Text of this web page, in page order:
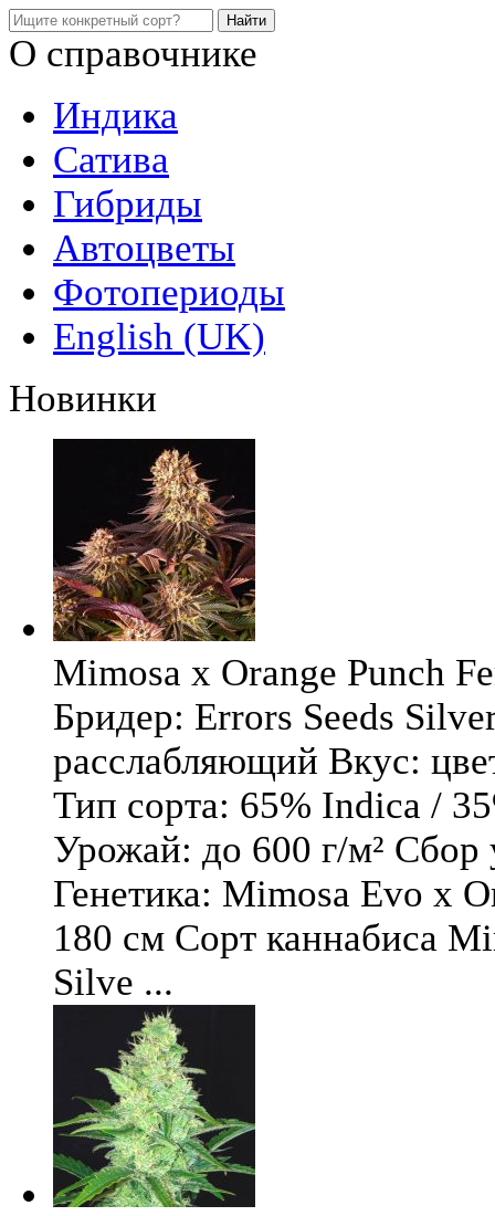
О справочнике
Индика
Сатива
Гибриды
Автоцветы
Фотопериоды
English (UK)
Новинки
Mimosa x Orange Punch
Бридер: Errors Seeds
расслабляющий Вкус:
Тип сорта: 65% Indica /
Урожай: до 600 г/м² Сбор
Генетика: Mimosa Evo x
180 см Сорт каннабиса
Silve ...